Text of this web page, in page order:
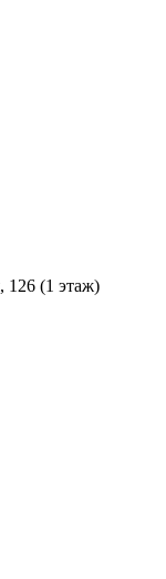
126 (1 этаж)